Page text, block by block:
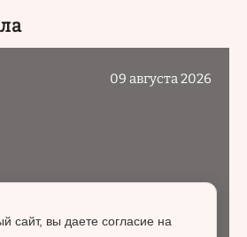
09 августа 2026
сайт, вы даете согласие на